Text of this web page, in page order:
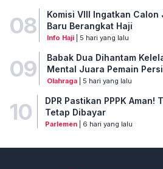
08
Komisi VIII Ingatkan Calon
Baru Berangkat Haji
Info Haji| 5 hari yang lalu
09
Babak Dua Dihantam
Mental Juara Pemain
Olahraga| 5 hari yang lalu
10
DPR Pastikan PPPK Aman!
Tetap Dibayar
Parlemen| 6 hari yang lalu